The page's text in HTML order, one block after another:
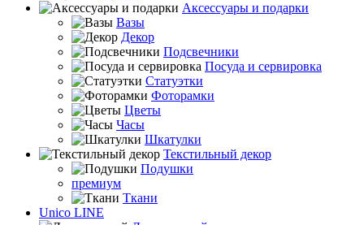
Аксессуары и подарки
Вазы
Декор
Подсвечники
Посуда и сервировка
Статуэтки
Фоторамки
Цветы
Часы
Шкатулки
Текстильный декор
Подушки
премиум
Ткани
Unico LINE